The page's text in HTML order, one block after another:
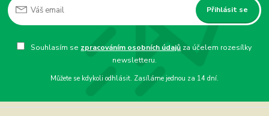
Přihlásit se
Souhlasím se zpracováním osobních údajů za účelem rozesílky
newsletteru.
Můžete se kdykoli odhlásit. Zasíláme jednou za 14 dní.